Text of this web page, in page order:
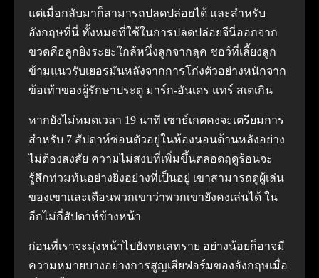
แต่เมื่อกลับมาก็สามารถปลดปล่อยได้ และสำหรับ
อังกฤษที่นี่ ทั้งหมดที่ใช้ในการปลดปล่อยจีนี่ออกจาก
ขวดคือลูกยิงระยะใกล้หนึ่งลูกจากลุค ชอว์ที่เลี้ยงลูก
ข้ามแนวรับเยอรมันหลังจากการโก่งตัวอย่างหนักจาก
ข้อเท้าของผู้รักษาประตู มาร์ก-อันเดร แทร์ สเตเกิน
หากยังไม่หมดเวลา 19 นาที เซาธ์เกตคงจะเตรียมการ
สำหรับ 7 สัปดาห์ซ่อนตัวอยู่ในห้องนอนด้านหลังอย่าง
ไม่ต้องสงสัย ความไม่สงบที่เพิ่มขึ้นตลอดฤดูร้อนจะ
รู้สึกท่วมท้นอย่างยิ่งอย่างที่เป็นอยู่ เขาสามารถดูผู้เล่น
ของเขาและเตือนพวกเขาว่าพวกเขายังคงเล่นได้ ใน
อีกไม่กี่สัปดาห์ข้างหน้า
ก่อนที่เราจะมุ่งหน้าไปยังทะเลทราย อย่างน้อยก็อาจมี
ความหมายบางอย่างการสูญเสียฟอร์มของอังกฤษเมื่อ